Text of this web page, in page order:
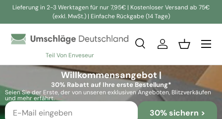
Direkt zum Inhalt
Lieferung in 2-3 Werktagen für nur 7,95€ | Kostenloser Versand ab 75€
(exkl. MwSt.) | Einfache Rückgabe (14 Tage)
Teil Von Enveseur
Suchen
Suchen
SucheEinloggen
Willkommensangebot |
30% Rabatt auf Ihre erste Bestellung*
Seien Sie der Erste, der von unseren exklusiven Angeboten, Blitzverkäufen
und mehr erfährt.
30% sichern >